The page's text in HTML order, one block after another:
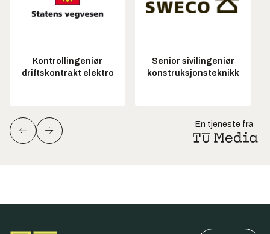
Kontrollingeniør
driftskontrakt elektro
Senior sivilingeniør
konstruksjonsteknikk
En tjeneste fra